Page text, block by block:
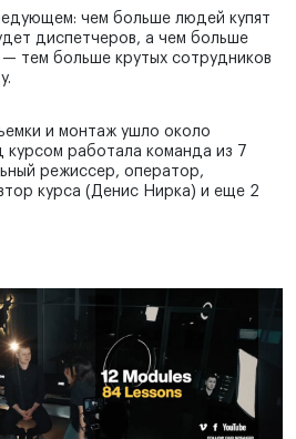
чем больше людей купят
диспетчеров, а чем больше
тем больше крутых сотрудников
и монтаж ушло около
курсом работала команда из 7
режиссер, оператор,
курса (Денис Нирка) и еще 2